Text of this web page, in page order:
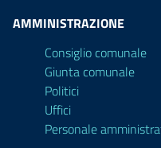
AMMINISTRAZIONE
Consiglio comunale
Giunta comunale
Politici
Uffici
Personale